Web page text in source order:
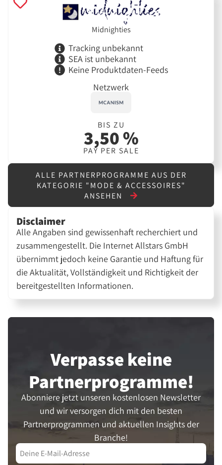
Midnighties
Tracking unbekannt
SEA ist unbekannt
Keine Produktdaten-Feeds
Netzwerk
BIS ZU
3,50 %
PAY PER SALE
ALLE PARTNERPROGRAMME AUS DER
KATEGORIE "MODE & ACCESSOIRES"
ANSEHEN
Disclaimer
Alle Angaben sind gewissenhaft recherchiert und
zusammengestellt. Die Internet Allstars GmbH
übernimmt jedoch keine Garantie und Haftung für
die Aktualität, Vollständigkeit und Richtigkeit der
bereitgestellten Informationen.
Verpasse keine
Partner­programme!
Abonniere jetzt unseren kostenlosen Newsletter
und wir versorgen dich mit den besten
Partnerprogrammen und aktuellen Insights der
Branche!